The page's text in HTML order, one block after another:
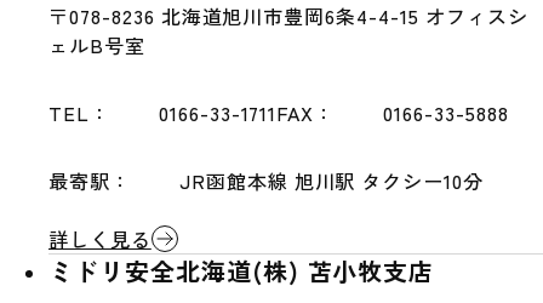
〒078-8236 北海道旭川市豊岡6条4-4-15 オフィスシ
ェルB号室
TEL： 0166-33-1711FAX： 0166-33-5888
最寄駅：
JR函館本線 旭川駅 タクシー10分
詳しく見る
ミドリ安全北海道(株) 苫小牧支店